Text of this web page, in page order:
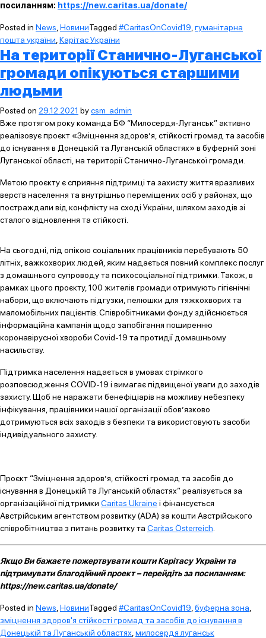
посиланням: https://new.caritas.ua/donate/
Posted in News НовиниTagged #CaritasOnCovid19 гуманітарна
пошта україни Карітас України
На території Станично-Луганської
громади опікуються старшими
людьми
Posted on 29.12.2021 bycsm_admin
Вже протягом року команда БФ “Милосердя-Луганськ” активно
реалізовує проєкт «Зміцнення здоров’я, стійкості громад та засобів
до існування в Донецькій та Луганській областях» в буферній зоні
Луганської області, на території Станично-Луганської громади.
Метою проєкту є сприяння підтримці та захисту життя вразливих
верств населення та внутрішньо переміщених осіб у районах, що
постраждали від конфлікту на сході України, шляхом заходів зі
сталого відновлення та стійкості.
На сьогодні, під опікою соціальних працівників перебувають 50
літніх, важкохворих людей, яким надається повний комплекс послуг
з домашнього супроводу та психосоціальної підтримки. Також, в
рамках цього проєкту, 100 жителів громади отримують гігієнічні
набори, що включають підгузки, пелюшки для тяжкохворих та
маломобільних пацієнтів. Співробітниками фонду здійснюється
інформаційна кампанія щодо запобігання поширенню
коронавірусної хвороби Covid-19 та протидії домашньому
насильству.
Підтримка населення надається в умовах стрімкого
розповсюдження COVID-19 і вимагає підвищеної уваги до заходів
захисту. Щоб не наражати бенефіціарів на можливу небезпеку
інфікування, працівники нашої організації обов’язково
дотримуються всіх заходів з безпеки та використовують засоби
індивідуального захисту.
Проєкт “Зміцнення здоров’я, стійкості громад та засобів до
існування в Донецькій та Луганській областях” реалізується за
організаційної підтримки Caritas Ukraine і фінансується
Австрійським агентством розвитку (ADA) за кошти Австрійського
співробітництва з питань розвитку та Caritas Österreich
Якщо Ви бажаєте пожертвувати кошти Карітасу України та
підтримувати благодійний проект – перейдіть за посиланням:
https://new.caritas.ua/donate/
Posted in News НовиниTagged #CaritasOnCovid19 буферна зона
зміцнення здоров'я стійкості громад та засобів до існування в
Донецькій та Луганській областях милосердя луганськ